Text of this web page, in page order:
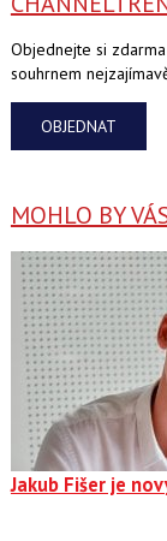
Objednejte si
souhrnem
OBJEDNAT
MOHLO BY
Jakub Fišer je